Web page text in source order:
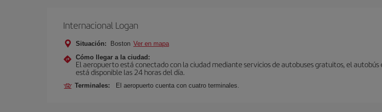
Internacional Logan
Situación: Boston Ver en mapa
Cómo llegar a la ciudad:
El aeropuerto está conectado con la ciudad mediante servicios de autobuses gratuitos, el
está disponible las 24 horas del día.
Terminales: El aeropuerto cuenta con cuatro terminales.